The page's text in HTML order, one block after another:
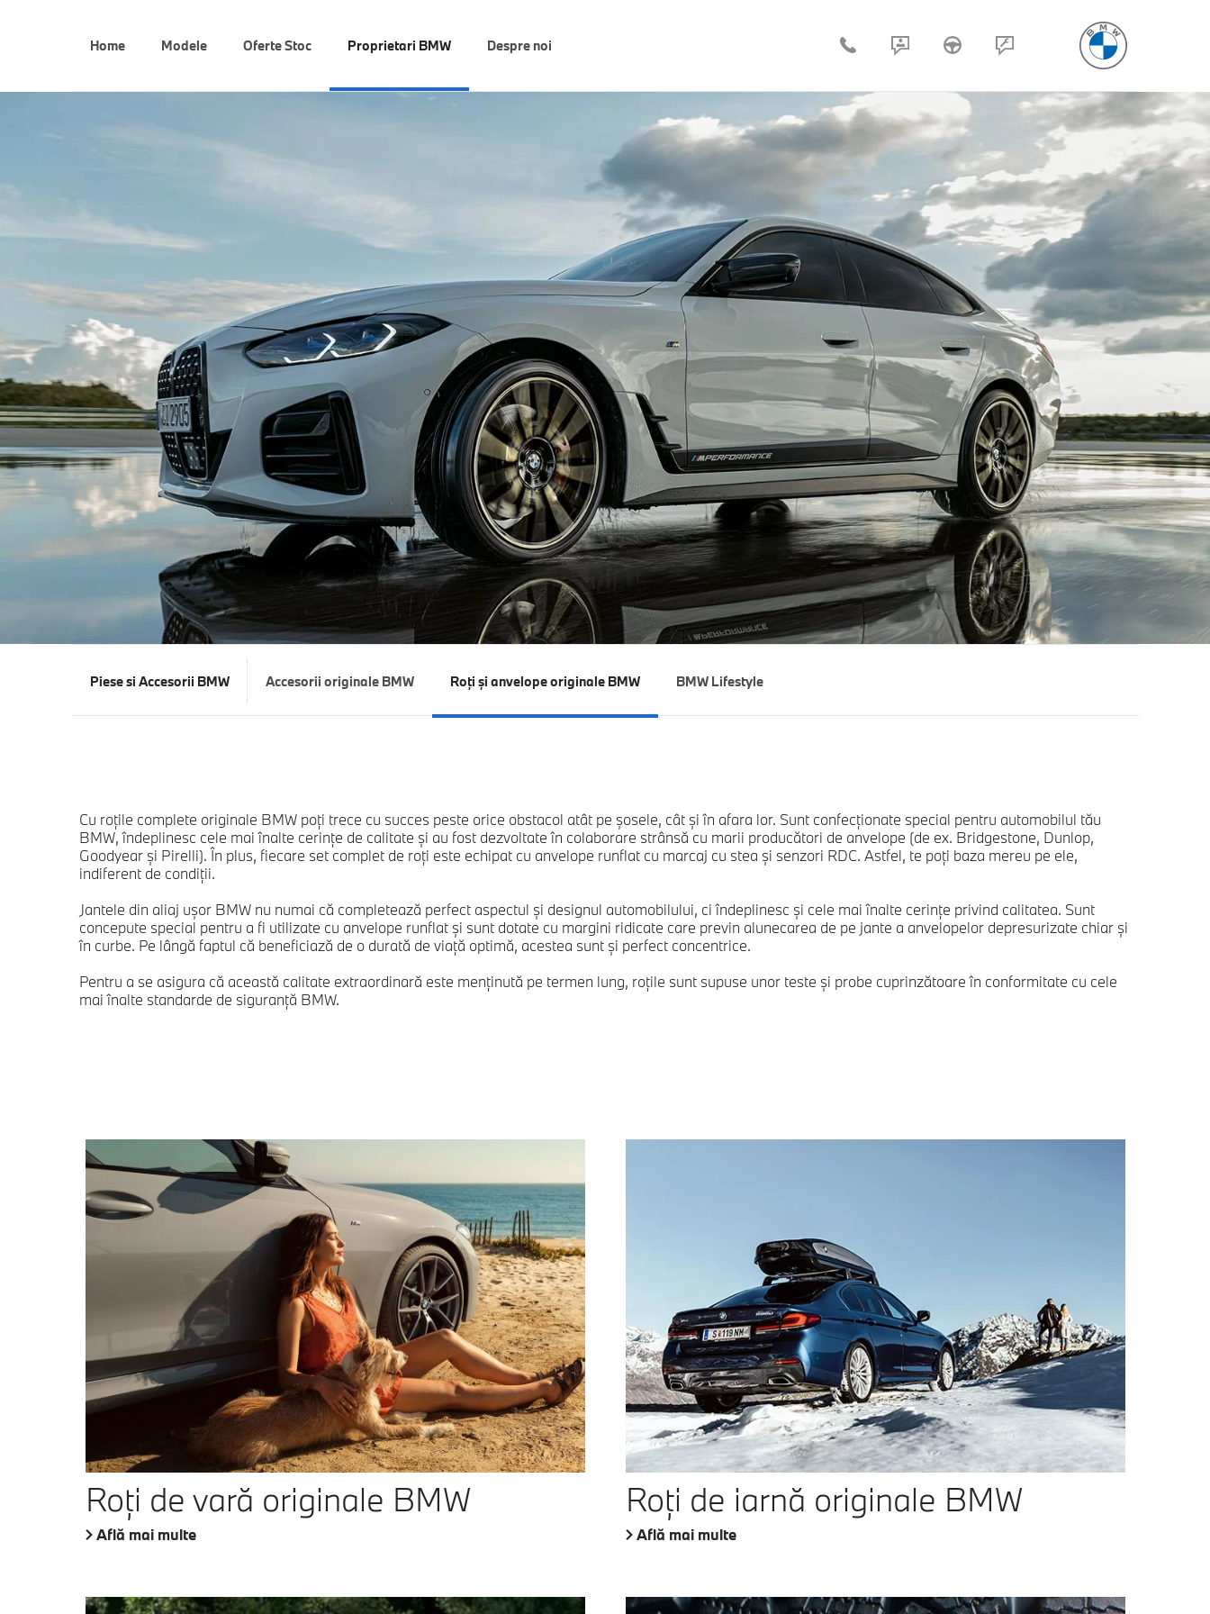
Home Modele Oferte Stoc Proprietari BMW Despre noi
Piese si Accesorii BMW Accesorii originale BMW Roţi și anvelope originale BMW BMW Lifestyle
Cu roţile complete originale BMW poţi trece cu succes peste orice obstacol atât pe şosele, cât şi în afara lor. Sunt confecţionate special pentru automobilul tău
BMW, îndeplinesc cele mai înalte cerinţe de calitate şi au fost dezvoltate în colaborare strânsă cu marii producători de anvelope (de ex. Bridgestone, Dunlop,
Goodyear şi Pirelli). În plus, fiecare set complet de roţi este echipat cu anvelope runflat cu marcaj cu stea şi senzori RDC. Astfel, te poţi baza mereu pe ele,
indiferent de condiţii.
Jantele din aliaj uşor BMW nu numai că completează perfect aspectul şi designul automobilului, ci îndeplinesc şi cele mai înalte cerinţe privind calitatea. Sunt
concepute special pentru a fi utilizate cu anvelope runflat şi sunt dotate cu margini ridicate care previn alunecarea de pe jante a anvelopelor depresurizate chiar şi
în curbe. Pe lângă faptul că beneficiază de o durată de viaţă optimă, acestea sunt şi perfect concentrice.
Pentru a se asigura că această calitate extraordinară este menţinută pe termen lung, roţile sunt supuse unor teste şi probe cuprinzătoare în conformitate cu cele
mai înalte standarde de siguranţă BMW.
Roţi de vară originale BMW
Află mai multe
Roţi de iarnă originale BMW
Află mai multe